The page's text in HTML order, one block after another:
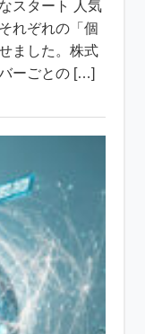
スタート 人気
れぞれの「個
ました。株式
ーごとの […]